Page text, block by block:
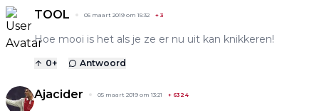
TOOL 05 maart 2019 om 15:32 + 3
Hoe mooi is het als je ze er nu uit kan knikkeren!
0+ Antwoord
Ajacider 05 maart 2019 om 13:21 + 6324